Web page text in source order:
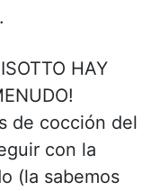
HAY
de cocción del
con la
(la sabemos